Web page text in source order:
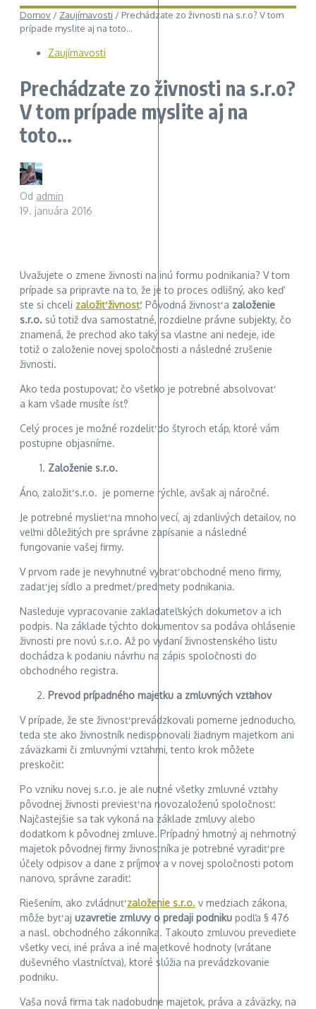
Domov / Zaujímavosti / Prechádzate zo živnosti na s.r.o? V tom
prípade myslite aj na toto…
Zaujímavosti
Prechádzate zo živnosti na s.r.o?
V tom prípade myslite aj na
toto…
Od admin
19. januára 2016
Uvažujete o zmene živnosti na inú formu podnikania? V tom
prípade sa pripravte na to, že je to proces odlišný, ako keď
ste si chceli založiť živnosť. Pôvodná živnosť a založenie
s.r.o. sú totiž dva samostatné, rozdielne právne subjekty, čo
znamená, že prechod ako taký sa vlastne ani nedeje, ide
totiž o založenie novej spoločnosti a následné zrušenie
živnosti.
Ako teda postupovať, čo všetko je potrebné absolvovať
a kam všade musíte ísť?
Celý proces je možné rozdeliť do štyroch etáp, ktoré vám
postupne objasníme.
Založenie s.r.o.
Áno, založiť s.r.o. je pomerne rýchle, avšak aj náročné.
Je potrebné myslieť na mnoho vecí, aj zdanlivých detailov, no
veľmi dôležitých pre správne zapísanie a následné
fungovanie vašej firmy.
V prvom rade je nevyhnutné vybrať obchodné meno firmy,
zadať jej sídlo a predmet/predmety podnikania.
Nasleduje vypracovanie zakladateľských dokumetov a ich
podpis. Na základe týchto dokumentov sa podáva ohlásenie
živnosti pre novú s.r.o. Až po vydaní živnostenského listu
dochádza k podaniu návrhu na zápis spoločnosti do
obchodného registra.
Prevod prípadného majetku a zmluvných vzťahov
V prípade, že ste živnosť prevádzkovali pomerne jednoducho,
teda ste ako živnostník nedisponovali žiadnym majetkom ani
záväzkami či zmluvnými vzťahmi, tento krok môžete
preskočiť.
Po vzniku novej s.r.o. je ale nutné všetky zmluvné vzťahy
pôvodnej živnosti previesť na novozaloženú spoločnosť.
Najčastejšie sa tak vykoná na základe zmluvy alebo
dodatkom k pôvodnej zmluve. Prípadný hmotný aj nehmotný
majetok pôvodnej firmy živnostníka je potrebné vyradiť pre
účely odpisov a dane z príjmov a v novej spoločnosti potom
nanovo, správne zaradiť.
Riešením, ako zvládnuťzaloženie s.r.o. v medziach zákona,
môže byť aj uzavretie zmluvy o predaji podniku podľa § 476
a nasl. obchodného zákonníka. Takouto zmluvou prevediete
všetky veci, iné práva a iné majetkové hodnoty (vrátane
duševného vlastníctva), ktoré slúžia na prevádzkovanie
podniku.
Vaša nová firma tak nadobudne majetok, práva a záväzky, na